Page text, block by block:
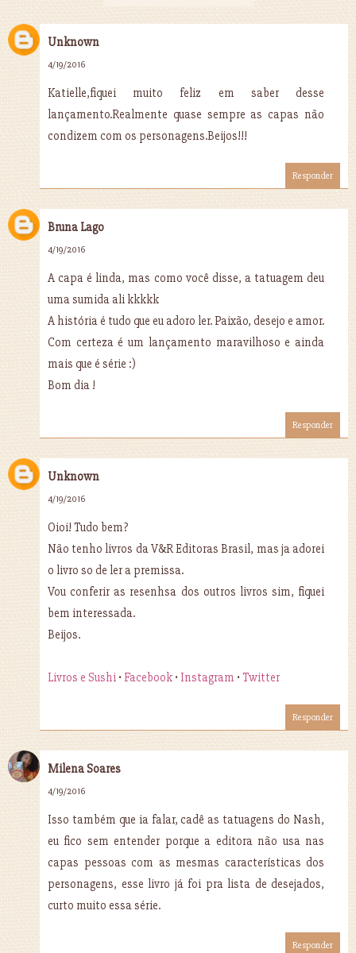
Unknown
4/19/2016
Katielle,fiquei muito feliz em saber desse
lançamento.Realmente quase sempre as capas não
condizem com os personagens.Beijos!!!
Responder
Bruna Lago
4/19/2016
A capa é linda, mas como você disse, a tatuagem deu
uma sumida ali kkkkk
A história é tudo que eu adoro ler. Paixão, desejo e amor.
Com certeza é um lançamento maravilhoso e ainda
mais que é série :)
Bom dia !
Responder
Unknown
4/19/2016
Oioi! Tudo bem?
Não tenho livros da V&R Editoras Brasil, mas ja adorei
o livro so de ler a premissa.
Vou conferir as resenhsa dos outros livros sim, fiquei
bem interessada.
Beijos.
Livros e Sushi • Facebook • Instagram •Twitter
Responder
Milena Soares
4/19/2016
Isso também que ia falar, cadê as tatuagens do Nash,
eu fico sem entender porque a editora não usa nas
capas pessoas com as mesmas características dos
personagens, esse livro já foi pra lista de desejados,
curto muito essa série.
Responder